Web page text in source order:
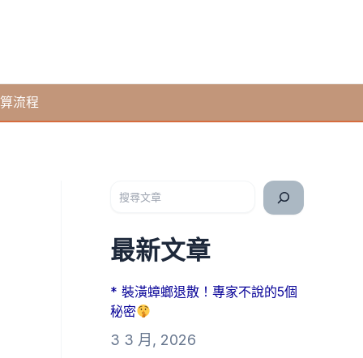
流程
最新文章
* 裝潢蟑螂退散！專家不說的5個
秘密
3 3 月, 2026